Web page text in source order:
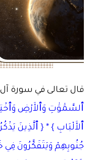
قال تعالى في سورة آل
ٱلسَّمَٰوَٰتِ وَٱلأَرْضِ
ٱلأَلْبَابِ } * { ٱلَّذِينَ
جُنُوبِهِمْ وَيَتَفَكَّرُونَ فِي